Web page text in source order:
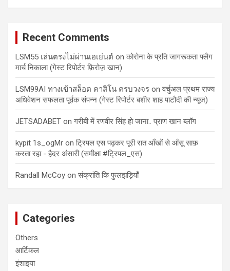
Recent Comments
LSM55 เล่นตรงไม่ผ่านเอเย่นต์ onकोरोना के प्रति जागरूकता फ्लैग
मार्च निकाला (गेस्ट रिपोर्टर फ़िरोज़ खान)
LSM99AI ทางเข้าสล็อต คาสิโน ครบวงจร onवर्चुअल प्रथम राज्य
अधिवेशन सफलता पूर्वक संपन्न (गेस्ट रिपोर्टर बशीर शाह पाटौदी की न्यूज)
JETSADABET onगरीबी में रणवीर सिंह हो जाना.. प्राण खान ब्लॉग
kypit 1s_ogMr onट्रिपल एस पढ़कर पूरी रात आँखों से आँसू साफ़
करता रहा - हैदर अंसारी (समीक्षा #ट्रिपल_एस)
Randall McCoy onसंक्रांति कि फुलझड़ियाँ
Categories
Others
आर्टिकल
इंशाइया